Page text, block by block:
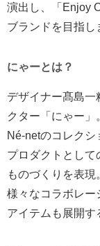
演出し、「Enjoy
ブランドを目指し
にゃーとは？
デザイナー髙島一
クター「にゃー」
Né-netのコレクシ
プロダクトとして
ものづくりを表現
様々なコラボレー
アイテムも展開す